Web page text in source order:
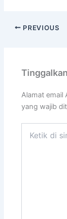
PREVIOUS
Alamat email
yang wajib